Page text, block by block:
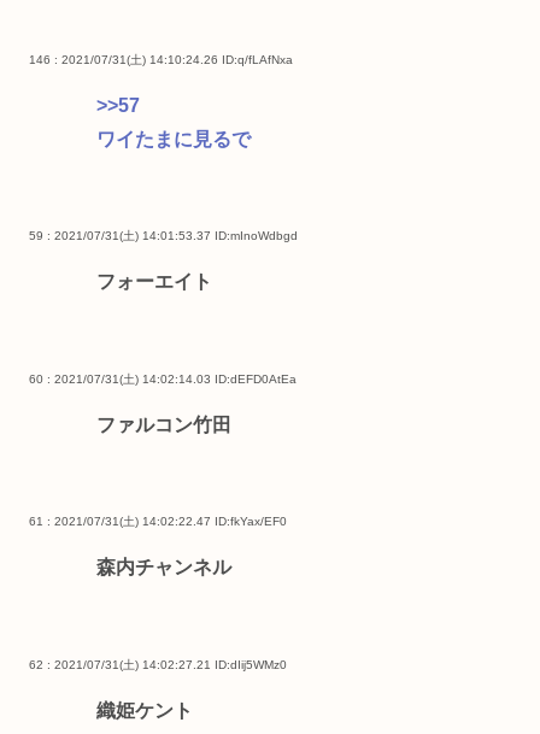
146 : 2021/07/31(土) 14:10:24.26 ID:q/fLAfNxa
>>57
ワイたまに見るで
59 : 2021/07/31(土) 14:01:53.37 ID:mInoWdbgd
フォーエイト
60 : 2021/07/31(土) 14:02:14.03 ID:dEFD0AtEa
ファルコン竹田
61 : 2021/07/31(土) 14:02:22.47 ID:fkYax/EF0
森内チャンネル
62 : 2021/07/31(土) 14:02:27.21 ID:dIij5WMz0
織姫ケント